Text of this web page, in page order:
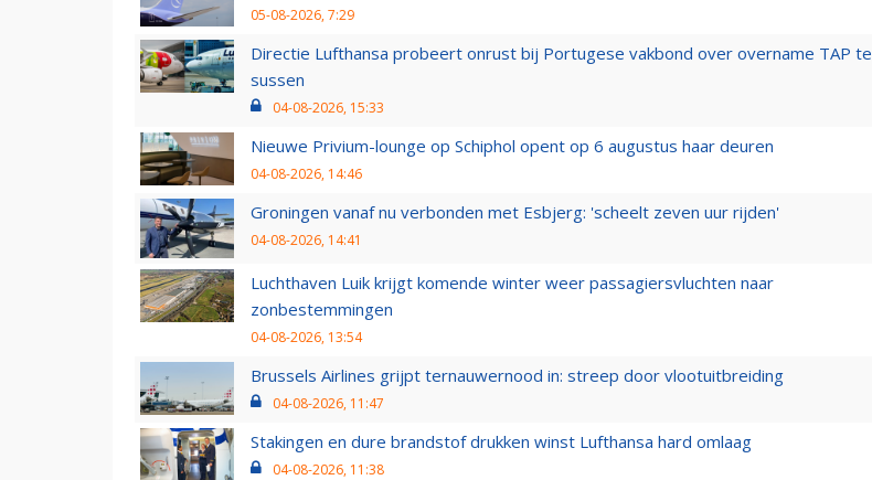
05-08-2026, 7:29
Directie Lufthansa probeert onrust bij Portugese vakbond over overname TAP te
sussen
04-08-2026, 15:33
Nieuwe Privium-lounge op Schiphol opent op 6 augustus haar deuren
04-08-2026, 14:46
Groningen vanaf nu verbonden met Esbjerg: 'scheelt zeven uur rijden'
04-08-2026, 14:41
Luchthaven Luik krijgt komende winter weer passagiersvluchten naar
zonbestemmingen
04-08-2026, 13:54
Brussels Airlines grijpt ternauwernood in: streep door vlootuitbreiding
04-08-2026, 11:47
Stakingen en dure brandstof drukken winst Lufthansa hard omlaag
04-08-2026, 11:38